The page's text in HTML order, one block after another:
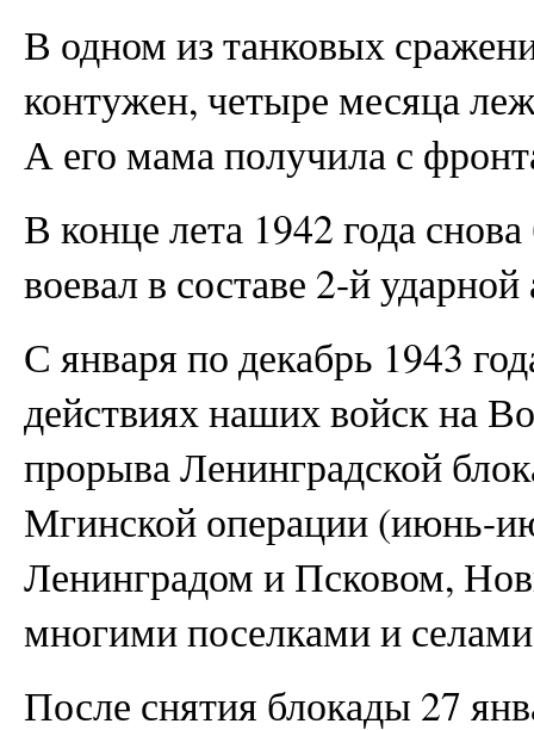
В одном из танковых
контужен, четыре месяца
А его мама получила с
В конце лета 1942 года
воевал в составе 2-й
С января по декабрь 1943
действиях наших войск на
прорыва Ленинградской
Мгинской операции (июнь-
Ленинградом и Псковом,
многими поселками и
После снятия блокады 27